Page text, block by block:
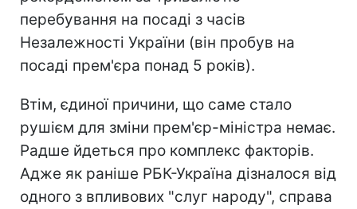
перебування на посаді з часів
Незалежності України (він пробув на
посаді прем'єра понад 5 років).
Втім, єдиної причини, що саме стало
рушієм для зміни прем'єр-міністра немає.
Радше йдеться про комплекс факторів.
Адже як раніше РБК-Україна дізналося від
одного з впливових "слуг народу", справа